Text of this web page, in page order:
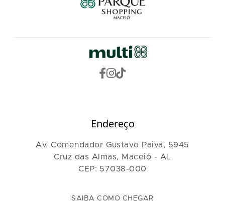
Endereço
Av. Comendador Gustavo Paiva, 5945
Cruz das Almas, Maceió - AL
CEP: 57038-000
SAIBA COMO CHEGAR